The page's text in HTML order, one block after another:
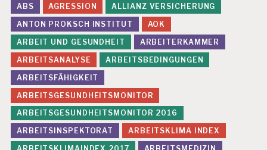
ABS
AGRESSION
ALLIANZ VERSICHERUNG
ANTON PROKSCH INSTITUT
AOK
ARBEIT UND GESUNDHEIT
ARBEITERKAMMER
ARBEITSANALYSE
ARBEITSBEDINGUNGEN
ARBEITSFÄHIGKEIT
ARBEITSGESUNDHEITSMONITOR
ARBEITSGESUNDHEITSMONITOR 2016
ARBEITSINSPEKTORAT
ARBEITSKLIMA INDEX